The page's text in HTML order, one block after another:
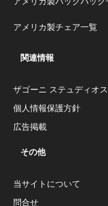
アメリカ製チェア一覧
関連情報
ザゴーニ ステュディオ
個人情報保護方針
広告掲載
その他
当サイトについて
問合せ